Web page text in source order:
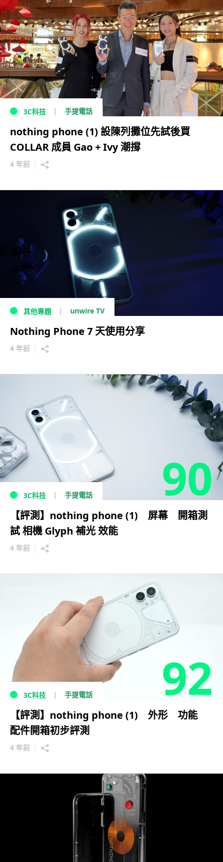
3C科技 手提電話
nothing phone (1) 設陳列攤位先試後買
COLLAR 成員 Gao + Ivy 潮撐
4 年前
其他專題 unwire TV
Nothing Phone 7 天使用分享
4 年前
90
3C科技 手提電話
【評測】nothing phone (1) 屏幕 開箱測
試 相機 Glyph 補光 效能
4 年前
92
3C科技 手提電話
【評測】nothing phone (1) 外形 功能
配件開箱初步評測
4 年前